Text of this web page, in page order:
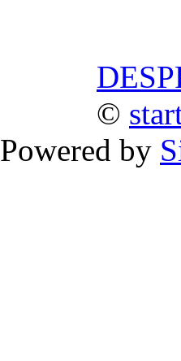
©
Powered by